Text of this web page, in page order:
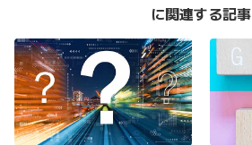
に関連する記事